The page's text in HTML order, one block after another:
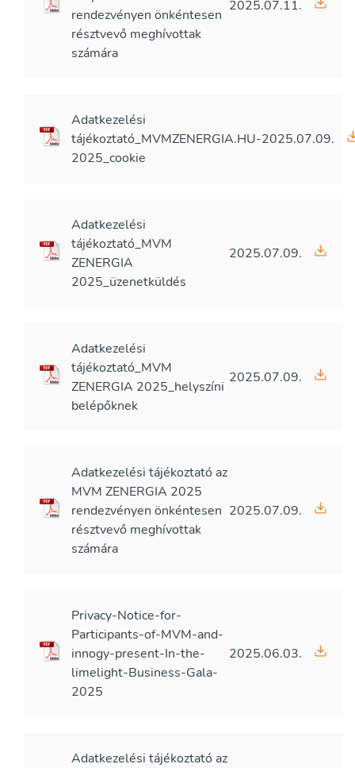
rendezvényen önkéntesen
résztvevő meghívottak
számára
2025.07.11.
Adatkezelési
tájékoztató_MVMZENERGIA.HU-
2025_cookie
2025.07.09.
Adatkezelési
tájékoztató_MVM
ZENERGIA
2025_üzenetküldés
2025.07.09.
Adatkezelési
tájékoztató_MVM
ZENERGIA 2025_helyszíni
belépőknek
2025.07.09.
Adatkezelési tájékoztató az
MVM ZENERGIA 2025
rendezvényen önkéntesen
résztvevő meghívottak
számára
2025.07.09.
Privacy-Notice-for-
Participants-of-MVM-and-
innogy-present-In-the-
limelight-Business-Gala-
2025
2025.06.03.
Adatkezelési tájékoztató az